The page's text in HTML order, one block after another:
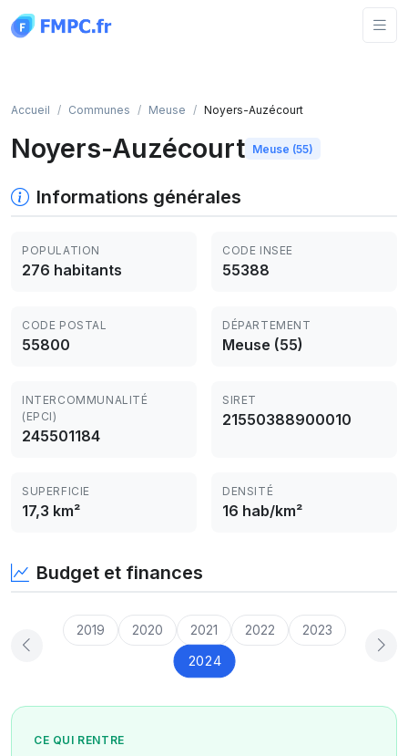
Accueil Communes Meuse Noyers-Auzécourt
Noyers-Auzécourt Meuse (55)
Informations générales
POPULATION
276 habitants
CODE INSEE
55388
CODE POSTAL
55800
DÉPARTEMENT
Meuse (55)
INTERCOMMUNALITÉ
(EPCI)
245501184
SIRET
21550388900010
SUPERFICIE
17,3 km²
DENSITÉ
16 hab/km²
Budget et finances
2019 2020 2021 2022 2023
2024
CE QUI RENTRE
Panneau de gestion des cookies